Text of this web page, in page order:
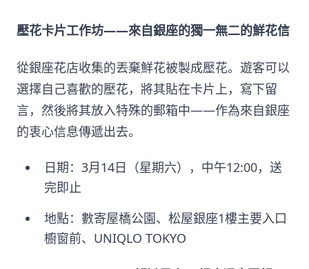
壓花卡片工作坊——來自銀座的獨一無二的鮮花信
從銀座花店收集的丟棄鮮花被製成壓花。遊客可以
選擇自己喜歡的壓花，將其貼在卡片上，寫下留
言，然後將其放入特殊的郵箱中——作為來自銀座
的衷心信息傳遞出去。
日期：3月14日（星期六），中午12:00，送
完即止
地點：數寄屋橋公園、松屋銀座1樓主要入口
櫥窗前、UNIQLO TOKYO